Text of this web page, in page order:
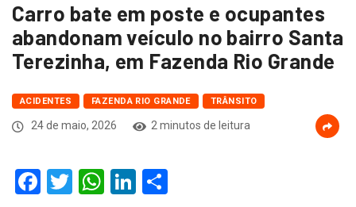
Carro bate em poste e ocupantes
abandonam veículo no bairro Santa
Terezinha, em Fazenda Rio Grande
ACIDENTES FAZENDA RIO GRANDE TRÂNSITO
24 de maio, 2026 2 minutos de leitura
Facebook
Twitter
WhatsApp
LinkedIn